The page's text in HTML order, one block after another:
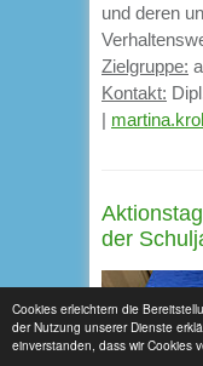
Cookies erleichtern die
der Nutzung unserer Dienste
einverstanden, dass wir Cookies
und deren
Zielgruppe:
Kontakt:
|
der